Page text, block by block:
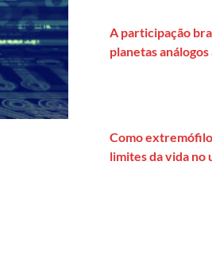
A participação
planetas análogos
Como
limites da vida no